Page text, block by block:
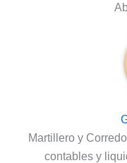
Martillero y
contables y